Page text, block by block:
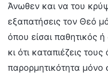
Άνωθεν και να του
εξαπατήσεις τον Θεό
όπου είσαι παθητικός
κι ότι καταπιέζεις
παρορμητικότητα μόνο